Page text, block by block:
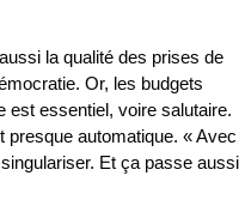
la qualité des prises de
Or, les budgets
est essentiel, voire salutaire.
presque automatique. « Avec
Et ça passe aussi